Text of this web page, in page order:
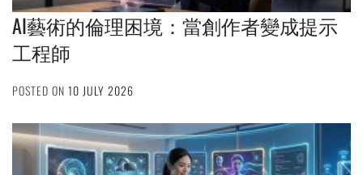
AI藝術的倫理困境：當創作者變成提示
工程師
POSTED ON 10 JULY 2026